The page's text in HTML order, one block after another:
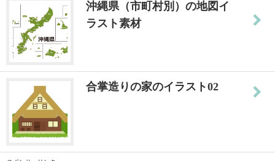
沖縄県（市町村別）の地図イ
ラスト素材
合掌造りの家のイラスト02